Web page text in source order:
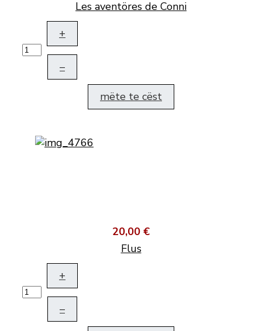
Les aventöres de Conni
+
–
mëte te cëst
20,00 €
Flus
+
–